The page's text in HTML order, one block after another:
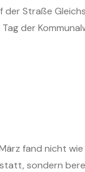
der Straße
der
fand nicht
statt, sondern